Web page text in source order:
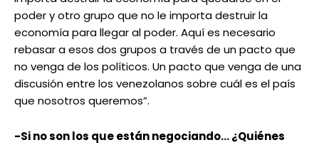
poder y otro grupo que no le importa destruir la
economía para llegar al poder. Aquí es necesario
rebasar a esos dos grupos a través de un pacto que
no venga de los políticos. Un pacto que venga de una
discusión entre los venezolanos sobre cuál es el país
que nosotros queremos”.
-Si no son los que están negociando… ¿Quiénes